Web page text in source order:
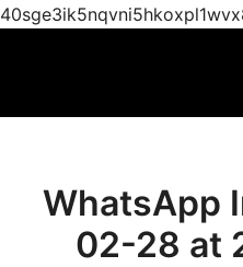
WhatsApp
02-28 at